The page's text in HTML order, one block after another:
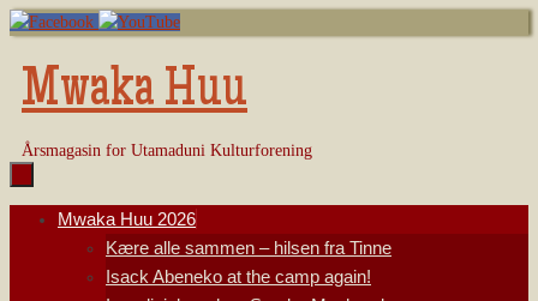
Skip
content
Mwaka Huu
Årsmagasin for Utamaduni Kulturforening
Mwaka Huu 2026
Kære alle sammen – hilsen fra Tinne
Isack Abeneko at the camp again!